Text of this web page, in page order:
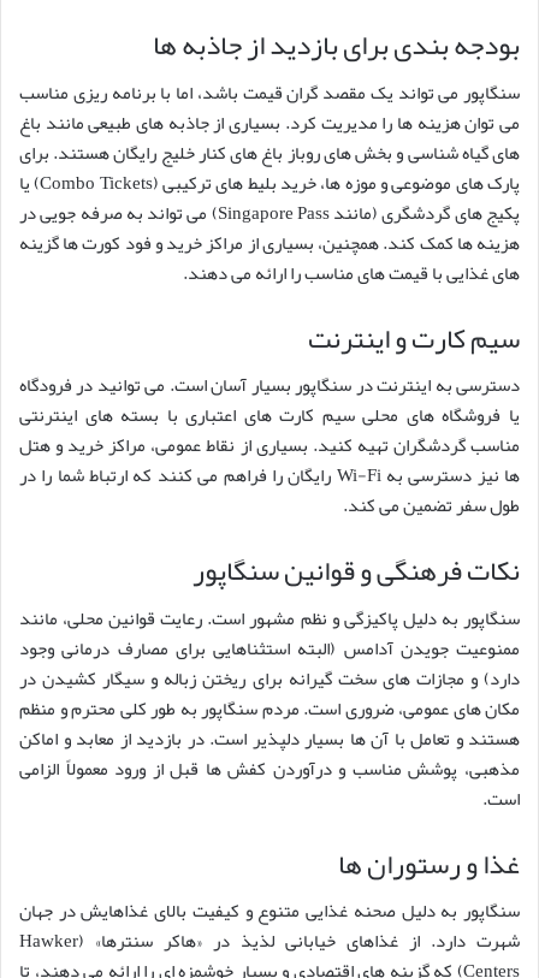
بودجه بندی برای بازدید از جاذبه ها
سنگاپور می تواند یک مقصد گران قیمت باشد، اما با برنامه ریزی مناسب
می توان هزینه ها را مدیریت کرد. بسیاری از جاذبه های طبیعی مانند باغ
های گیاه شناسی و بخش های روباز باغ های کنار خلیج رایگان هستند. برای
پارک های موضوعی و موزه ها، خرید بلیط های ترکیبی (Combo Tickets) یا
پکیج های گردشگری (مانند Singapore Pass) می تواند به صرفه جویی در
هزینه ها کمک کند. همچنین، بسیاری از مراکز خرید و فود کورت ها گزینه
های غذایی با قیمت های مناسب را ارائه می دهند.
سیم کارت و اینترنت
دسترسی به اینترنت در سنگاپور بسیار آسان است. می توانید در فرودگاه
یا فروشگاه های محلی سیم کارت های اعتباری با بسته های اینترنتی
مناسب گردشگران تهیه کنید. بسیاری از نقاط عمومی، مراکز خرید و هتل
ها نیز دسترسی به Wi-Fi رایگان را فراهم می کنند که ارتباط شما را در
طول سفر تضمین می کند.
نکات فرهنگی و قوانین سنگاپور
سنگاپور به دلیل پاکیزگی و نظم مشهور است. رعایت قوانین محلی، مانند
ممنوعیت جویدن آدامس (البته استثناهایی برای مصارف درمانی وجود
دارد) و مجازات های سخت گیرانه برای ریختن زباله و سیگار کشیدن در
مکان های عمومی، ضروری است. مردم سنگاپور به طور کلی محترم و منظم
هستند و تعامل با آن ها بسیار دلپذیر است. در بازدید از معابد و اماکن
مذهبی، پوشش مناسب و درآوردن کفش ها قبل از ورود معمولاً الزامی
است.
غذا و رستوران ها
سنگاپور به دلیل صحنه غذایی متنوع و کیفیت بالای غذاهایش در جهان
شهرت دارد. از غذاهای خیابانی لذیذ در «هاکر سنترها» (Hawker